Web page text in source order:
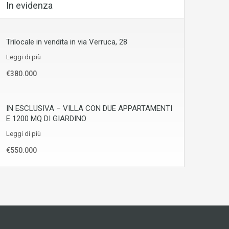
In evidenza
Trilocale in vendita in via Verruca, 28
Leggi di più
€380.000
IN ESCLUSIVA – VILLA CON DUE APPARTAMENTI
E 1200 MQ DI GIARDINO
Leggi di più
€550.000